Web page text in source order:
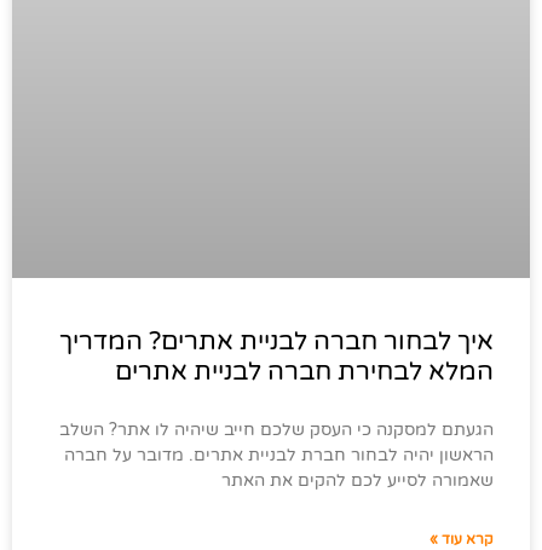
איך לבחור חברה לבניית אתרים? המדריך
המלא לבחירת חברה לבניית אתרים
הגעתם למסקנה כי העסק שלכם חייב שיהיה לו אתר? השלב
הראשון יהיה לבחור חברת לבניית אתרים. מדובר על חברה
שאמורה לסייע לכם להקים את האתר
קרא עוד »